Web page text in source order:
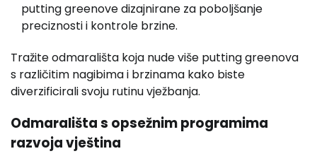
putting greenove dizajnirane za poboljšanje
preciznosti i kontrole brzine.
Tražite odmarališta koja nude više putting greenova
s različitim nagibima i brzinama kako biste
diverzificirali svoju rutinu vježbanja.
Odmarališta s opsežnim programima
razvoja vještina